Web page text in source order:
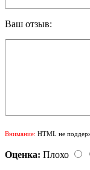
Ваш отзыв:
Внимание: HTML не
Оценка: Плохо